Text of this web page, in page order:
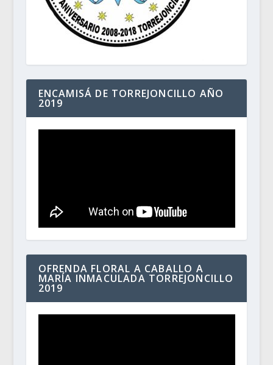
ENCAMISÁ DE TORREJONCILLO AÑO
2019
OFRENDA FLORAL A CABALLO A
MARÍA INMACULADA TORREJONCILLO
2019